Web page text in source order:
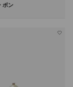
ボン